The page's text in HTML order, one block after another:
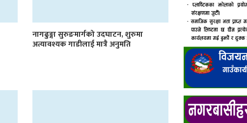
नागढुङ्गा सुरुङमार्गको उदघाटन, शुरुमा
अत्यावश्यक गाडीलाई मात्रै अनुमति